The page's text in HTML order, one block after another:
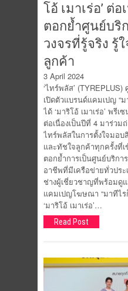
โอ้ เมาเร่อ’ ต่
ตอกย้ำศูนย์บริ
วงจรที่รู้จริง รู้
ลูกค้า
3 April 2024
‘ไทร์พลัส’
เปิดตัวแบรนด์แคมเปญ “
ได้ ‘มาริโอ้ เมาเร่อ’ พรี
ต่อเนื่องเป็นปีที่ 4 มาร่ว
ไทร์พลัสในการตั้งใจมอบ
และทัชใจลูกค้าทุกครั้งที่
ตอกย้ำการเป็นศูนย์บริก
อาชีพที่มีเครือข่ายทั่วปร
ช่างผู้เชี่ยวชาญที่พร้อมดู
แคมเปญโฆษณา “มาทีไ
‘มาริโอ้ เมาเร่อ’…
Read Post